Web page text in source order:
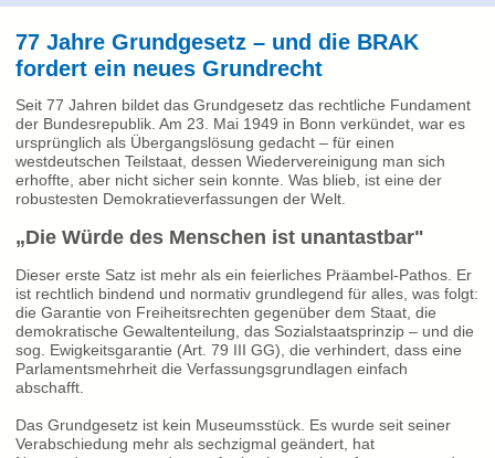
77 Jahre Grundgesetz – und die BRAK
fordert ein neues Grundrecht
Seit 77 Jahren bildet das Grundgesetz das rechtliche Fundament
der Bundesrepublik. Am 23. Mai 1949 in Bonn verkündet, war es
ursprünglich als Übergangslösung gedacht – für einen
westdeutschen Teilstaat, dessen Wiedervereinigung man sich
erhoffte, aber nicht sicher sein konnte. Was blieb, ist eine der
robustesten Demokratieverfassungen der Welt.
„Die Würde des Menschen ist unantastbar"
Dieser erste Satz ist mehr als ein feierliches Präambel-Pathos. Er
ist rechtlich bindend und normativ grundlegend für alles, was folgt:
die Garantie von Freiheitsrechten gegenüber dem Staat, die
demokratische Gewaltenteilung, das Sozialstaatsprinzip – und die
sog. Ewigkeitsgarantie (Art. 79 III GG), die verhindert, dass eine
Parlamentsmehrheit die Verfassungsgrundlagen einfach
abschafft.
Das Grundgesetz ist kein Museumsstück. Es wurde seit seiner
Verabschiedung mehr als sechzigmal geändert, hat